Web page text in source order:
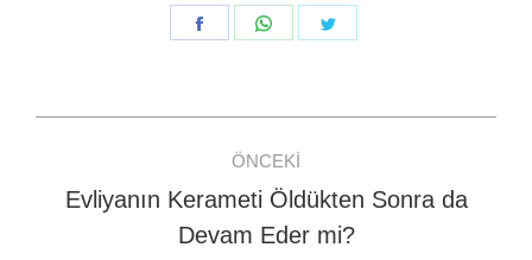
Share
Share
navigation
ÖNCEKI
Previous
post:
Evliyanın Kerameti Öldükten Sonra da
Devam Eder mi?